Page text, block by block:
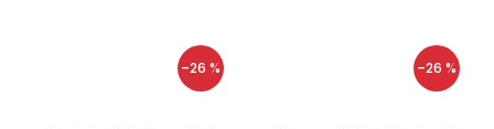
–26 % –26 %